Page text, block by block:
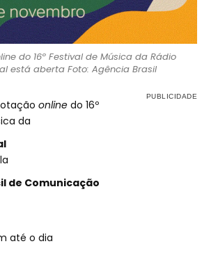
do 16º Festival de Música da Rádio
está aberta Foto: Agência Brasil
online do 16º
da
de Comunicação
até o dia